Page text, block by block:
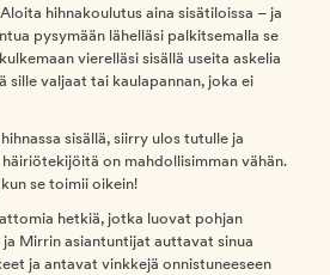
hihnakoulutus aina sisätiloissa – ja
pysymään lähelläsi palkitsemalla se
vierelläsi sisällä useita askelia
sille valjaat tai kaulapannan, joka ei
sisällä, siirry ulos tutulle ja
häiriötekijöitä on mahdollisimman vähän.
se toimii oikein!
hetkiä, jotka luovat pohjan
Mirrin asiantuntijat auttavat sinua
ja antavat vinkkejä onnistuneeseen